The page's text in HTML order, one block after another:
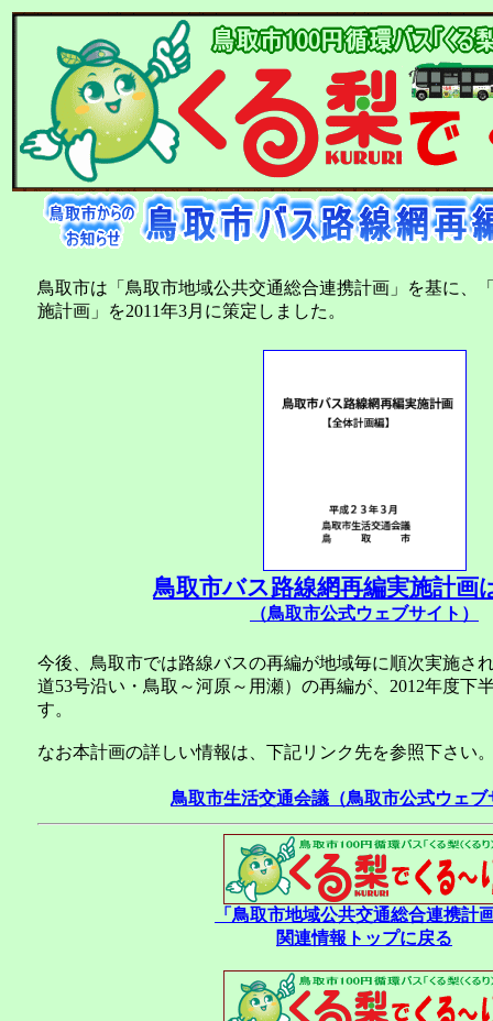
鳥取市は「鳥取市地域公共交通総合連携計画」を基に、
施計画」を2011年3月に策定しました。
鳥取市バス路線網再編実施計画
（鳥取市公式ウェブサイト）
今後、鳥取市では路線バスの再編が地域毎に順次実施さ
道53号沿い・鳥取～河原～用瀬）の再編が、2012年度下
す。
なお本計画の詳しい情報は、下記リンク先を参照下さい
鳥取市生活交通会議（鳥取市公式ウェブ
「鳥取市地域公共交通総合連携計
関連情報トップに戻る